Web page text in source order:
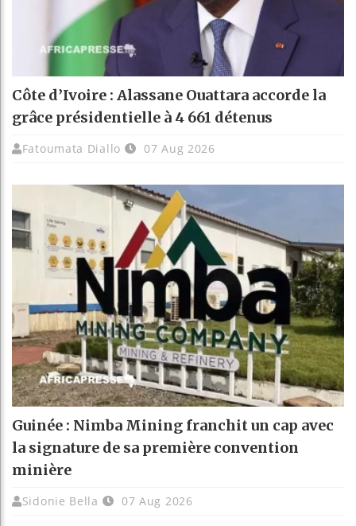
Côte d’Ivoire : Alassane Ouattara accorde la
grâce présidentielle à 4 661 détenus
Fatoumata Diallo 07 Aug 2026
Guinée : Nimba Mining franchit un cap avec
la signature de sa première convention
minière
Sidonie Bella 07 Aug 2026